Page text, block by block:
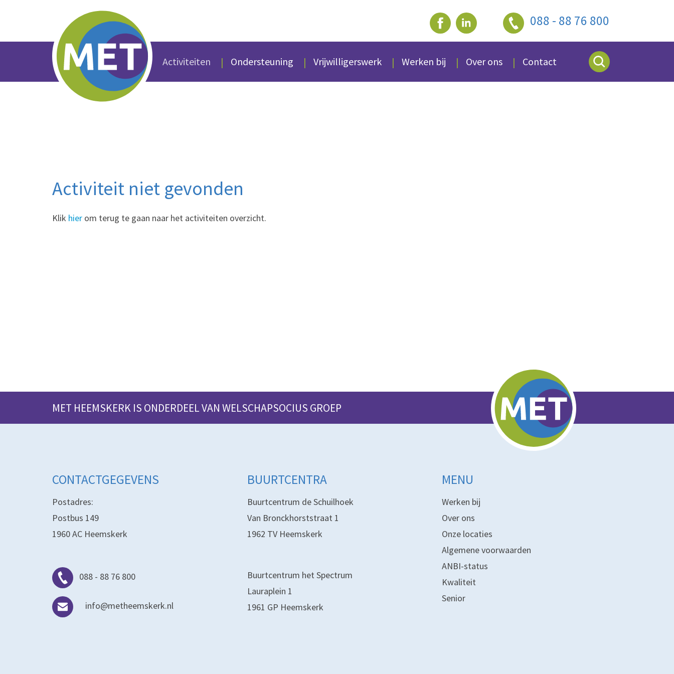
088 - 88 76 800
Activiteiten Ondersteuning Vrijwilligerswerk Werken bij Over ons Contact
Activiteit niet gevonden
Klik hier om terug te gaan naar het activiteiten overzicht.
MET HEEMSKERK IS ONDERDEEL VAN WELSCHAPSOCIUS GROEP
CONTACTGEGEVENS
Postadres:
Postbus 149
1960 AC Heemskerk
088 - 88 76 800
info@metheemskerk.nl
BUURTCENTRA
Buurtcentrum de Schuilhoek
Van Bronckhorststraat 1
1962 TV Heemskerk
Buurtcentrum het Spectrum
Lauraplein 1
1961 GP Heemskerk
MENU
Werken bij
Over ons
Onze locaties
Algemene voorwaarden
ANBI-status
Kwaliteit
Senior